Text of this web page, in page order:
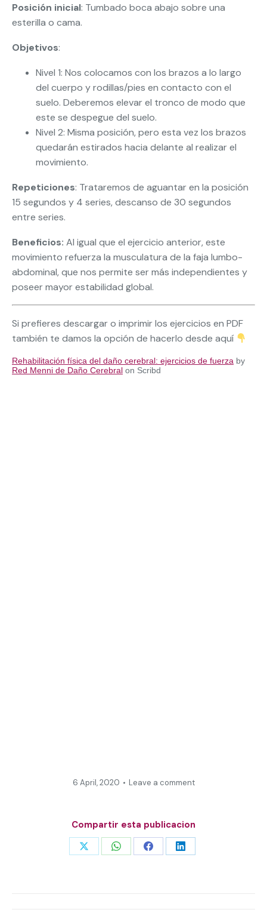
Posición inicial: Tumbado boca abajo sobre una
esterilla o cama.
Objetivos:
Nivel 1: Nos colocamos con los brazos a lo largo
del cuerpo y rodillas/pies en contacto con el
suelo. Deberemos elevar el tronco de modo que
este se despegue del suelo.
Nivel 2: Misma posición, pero esta vez los brazos
quedarán estirados hacia delante al realizar el
movimiento.
Repeticiones: Trataremos de aguantar en la posición
15 segundos y 4 series, descanso de 30 segundos
entre series.
Beneficios: Al igual que el ejercicio anterior, este
movimiento refuerza la musculatura de la faja lumbo-
abdominal, que nos permite ser más independientes y
poseer mayor estabilidad global.
Si prefieres descargar o imprimir los ejercicios en PDF
también te damos la opción de hacerlo desde aquí
Rehabilitación física del daño cerebral: ejercicios de fuerza by
Red Menni de Daño Cerebral on Scribd
6 April, 2020 Leave a comment
Compartir esta publicacion
Share Share Share Share